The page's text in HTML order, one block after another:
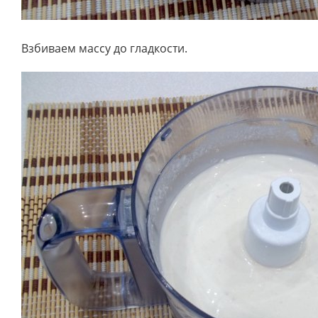
Взбиваем массу до гладкости.